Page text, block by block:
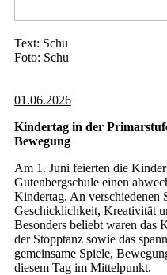
Text: Schu
Foto: Schu
01.06.2026
Kindertag in der
Bewegung
Am 1. Juni feierten die
Gutenbergschule einen
Kindertag. An verschiedenen
Geschicklichkeit, Kreativität
Besonders beliebt waren das
der Stopptanz sowie das
gemeinsame Spiele,
diesem Tag im Mittelpunkt.